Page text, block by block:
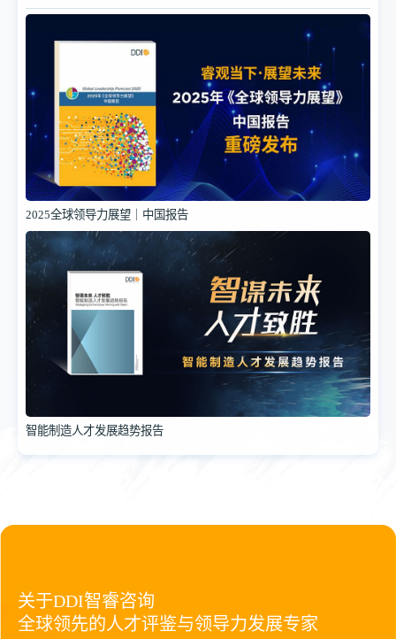
2025全球领导力展望｜中国报告
智能制造人才发展趋势报告
关于DDI智睿咨询
全球领先的人才评鉴与领导力发展专家